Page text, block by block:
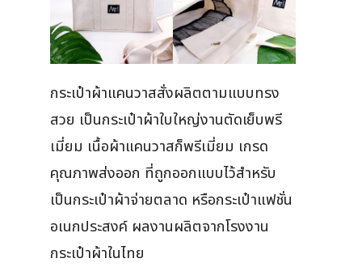
กระเป๋าผ้าแคนวาสสั่งผลิตตามแบบทรง
สวย เป็นกระเป๋าผ้าใบใหญ่งานตัดเย็บพรี
เมี่ยม เนื้อผ้าแคนวาสก็พรีเมี่ยม เกรด
คุณภาพส่งออก ที่ถูกออกแบบไว้สำหรับ
เป็นกระเป๋าผ้าจ่ายตลาด หรือกระเป๋าแฟชั่น
อเนกประสงค์ ผลงานผลิตจากโรงงาน
กระเป๋าผ้าในไทย